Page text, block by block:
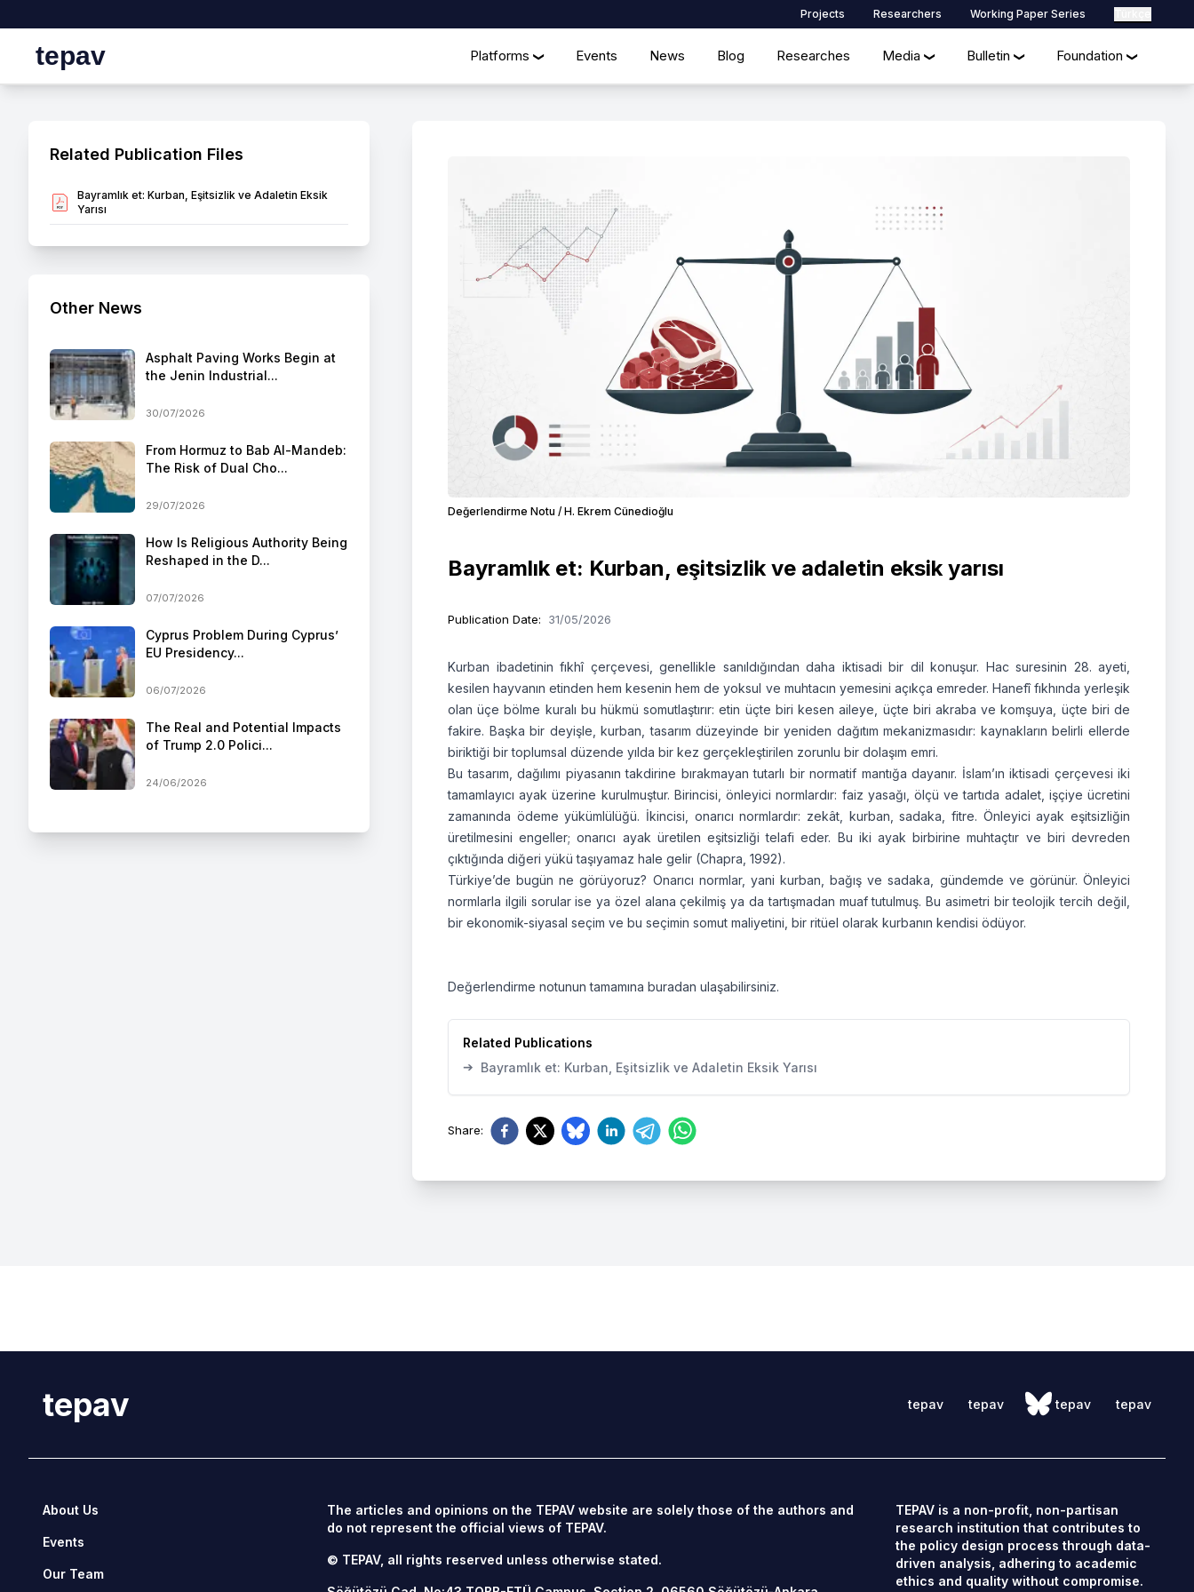
Projects Researchers Working Paper Series
tepav Platforms ❯ Events News Blog Researches Media ❯ Bulletin ❯ Foundation ❯
Related Publication Files
Bayramlık et: Kurban, Eşitsizlik ve Adaletin Eksik
Yarısı
Other News
Asphalt Paving Works Begin at
the Jenin Industrial...
30/07/2026
From Hormuz to Bab Al-Mandeb:
The Risk of Dual Cho...
29/07/2026
How Is Religious Authority Being
Reshaped in the D...
07/07/2026
Cyprus Problem During Cyprus’
EU Presidency...
06/07/2026
The Real and Potential Impacts
of Trump 2.0 Polici...
24/06/2026
Değerlendirme Notu / H. Ekrem Cünedioğlu
Bayramlık et: Kurban, eşitsizlik ve adaletin eksik yarısı
Publication Date: 31/05/2026
Kurban ibadetinin fıkhî çerçevesi, genellikle sanıldığından daha iktisadi bir dil konuşur. Hac suresinin 28. ayeti,
kesilen hayvanın etinden hem kesenin hem de yoksul ve muhtacın yemesini açıkça emreder. Hanefî fıkhında yerleşik
olan üçe bölme kuralı bu hükmü somutlaştırır: etin üçte biri kesen aileye, üçte biri akraba ve komşuya, üçte biri de
fakire. Başka bir deyişle, kurban, tasarım düzeyinde bir yeniden dağıtım mekanizmasıdır: kaynakların belirli ellerde
biriktiği bir toplumsal düzende yılda bir kez gerçekleştirilen zorunlu bir dolaşım emri.
Bu tasarım, dağılımı piyasanın takdirine bırakmayan tutarlı bir normatif mantığa dayanır. İslam’ın iktisadi çerçevesi iki
tamamlayıcı ayak üzerine kurulmuştur. Birincisi, önleyici normlardır: faiz yasağı, ölçü ve tartıda adalet, işçiye ücretini
zamanında ödeme yükümlülüğü. İkincisi, onarıcı normlardır: zekât, kurban, sadaka, fitre. Önleyici ayak eşitsizliğin
üretilmesini engeller; onarıcı ayak üretilen eşitsizliği telafi eder. Bu iki ayak birbirine muhtaçtır ve biri devreden
çıktığında diğeri yükü taşıyamaz hale gelir (Chapra, 1992).
Türkiye’de bugün ne görüyoruz? Onarıcı normlar, yani kurban, bağış ve sadaka, gündemde ve görünür. Önleyici
normlarla ilgili sorular ise ya özel alana çekilmiş ya da tartışmadan muaf tutulmuş. Bu asimetri bir teolojik tercih değil,
bir ekonomik-siyasal seçim ve bu seçimin somut maliyetini, bir ritüel olarak kurbanın kendisi ödüyor.
Değerlendirme notunun tamamınaburadan ulaşabilirsiniz.
Related Publications
➔ Bayramlık et: Kurban, Eşitsizlik ve Adaletin Eksik Yarısı
Share:
tepav tepav tepav tepav tepav
About Us
Events
Our Team
The articles and opinions on the TEPAV website are solely those of the authors and
do not represent the official views of TEPAV.
© TEPAV, all rights reserved unless otherwise stated.
TEPAV is a non-profit, non-partisan
research institution that contributes to
the policy design process through data-
driven analysis, adhering to academic
ethics and quality without compromise.